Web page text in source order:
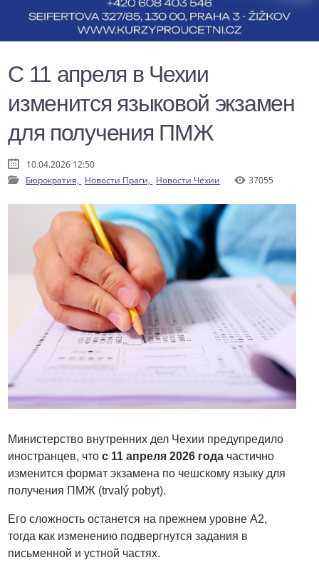
С 11 апреля в Чехии
изменится языковой экзамен
для получения ПМЖ
10.04.2026 12:50
Бюрократия, Новости Праги, Новости Чехии 37055
Министерство внутренних дел Чехии предупредило
иностранцев, чтос 11 апреля 2026 года частично
изменится формат экзамена по чешскому языку для
получения ПМЖ (trvalý pobyt).
Его сложность останется на прежнем уровне A2,
тогда как изменению подвергнутся задания в
письменной и устной частях.